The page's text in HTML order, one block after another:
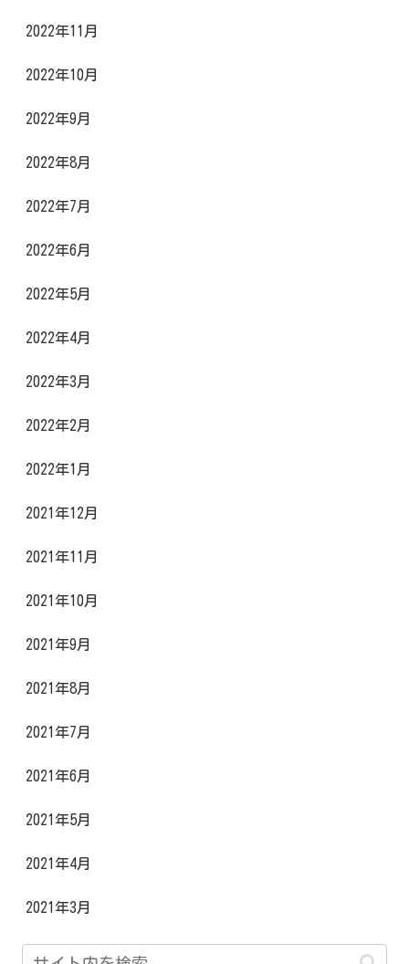
2022年11月
2022年10月
2022年9月
2022年8月
2022年7月
2022年6月
2022年5月
2022年4月
2022年3月
2022年2月
2022年1月
2021年12月
2021年11月
2021年10月
2021年9月
2021年8月
2021年7月
2021年6月
2021年5月
2021年4月
2021年3月